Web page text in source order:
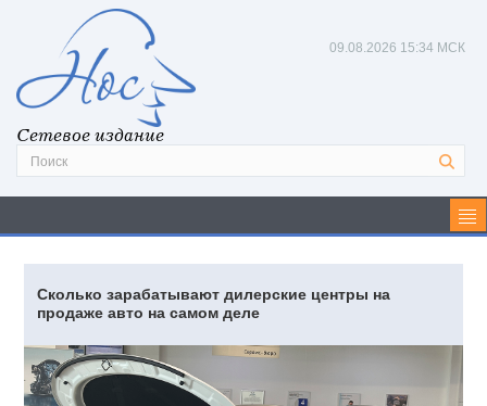
Сетевое издание
09.08.2026 15:34 МСК
Сколько зарабатывают дилерские центры на
продаже авто на самом деле